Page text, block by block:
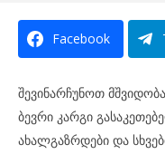
Facebook
შევინარჩუნოთ
ბევრი კარგი
ახალგაზრდები და